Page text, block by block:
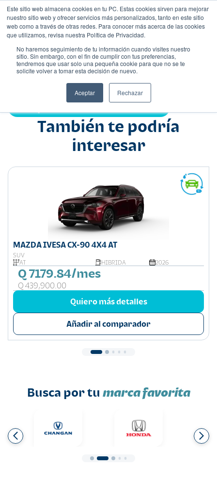
Este sitio web almacena cookies en tu PC. Estas cookies sirven para mejorar
nuestro sitio web y ofrecer servicios más personalizados, tanto en este sitio
web como a través de otras redes. Para conocer más acerca de las cookies
que utilizamos, revisa nuestra Política de Privacidad.
No haremos seguimiento de tu información cuando visites nuestro
sitio. Sin embargo, con el fin de cumplir con tus preferencias,
tendremos que usar solo una pequeña cookie para que no se te
solicite volver a tomar esta decisión de nuevo.
Aceptar Rechazar
Nombre
También te podría
interesar
MAZDA IVESA CX-90 4X4 AT
SUV
AT
HIBRIDA 2026
Q 7179.84/mes
Q 439,900.00
Quiero más detalles
Añadir al comparador
Busca por tu marca favorita